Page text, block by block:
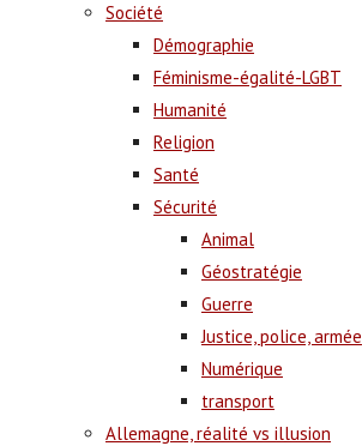
Société
Démographie
Féminisme-égalité-LGBT
Humanité
Religion
Santé
Sécurité
Animal
Géostratégie
Guerre
Justice, police, armée
Numérique
transport
Allemagne, réalité vs illusion